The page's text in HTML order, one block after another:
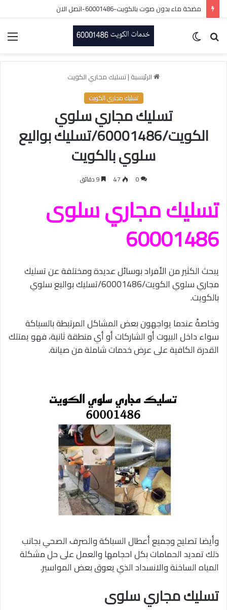
مضخة ماء بدون صوت بالكويت-60001486-اتصل الان
بحث
الرئيسية |تسليك مجاري الكويت
تسليك مجاري الكويت
تسليك مجاري سلوي
الكويت/60001486/تسليك بواليع
سلوي بالكويت
0
47
تسليك مجاري سلوى
60001486
يبحث الكثير من الأفراد بوسائل عديدة ومختلفة عن تسليك
مجاري سلوي الكويت/60001486/تسليك بواليع سلوي
بالكويت.
وخاصةً عندما يواجهون بعض المشاكل المرتبطة بالسباكة
سواء داخل البيوت أو الشاركات أو أي منطقة ثانية، فهو يمتلك
القدرة الكافية على عرض خدمات شاملة من صيانة.
وأيضا تصليح وجميع أعطال السباكة والصرف الصحي بجانب
ذلك تمديد الحمامات بكل احجامها والعمل على حل مشكلة
المياه الساخنة والانسداد الذي يعوق بعض المواسير.
تسليك مجاري سلوى